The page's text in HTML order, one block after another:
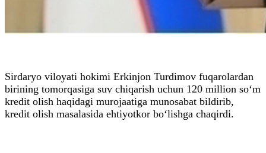
Sirdaryo viloyati hokimi Erkinjon Turdimov fuqarolardan
birining tomorqasiga suv chiqarish uchun 120 million so‘m
kredit olish haqidagi murojaatiga munosabat bildirib,
kredit olish masalasida ehtiyotkor bo‘lishga chaqirdi.